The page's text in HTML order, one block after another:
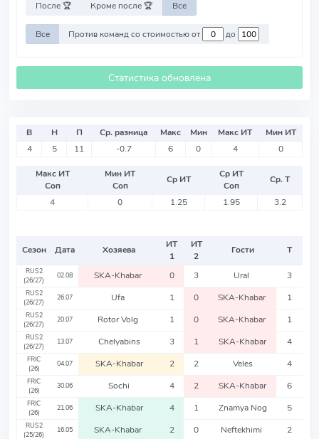
После 🏆 Кроме после 🏆 Все
Все Против команд со стоимостью от до
Статистика обновлена
В Н П Ср. разница Макс Мин Макс ИТ
Мин ИТ
4
5 11 -0.7 6 0 4 0
Макс ИТ
Соп
Мин ИТ
Соп
Ср ИТ
Ср ИТ
Соп
Ср. Т
4
0 1.25 1.95 3.2
Сезон Дата Хозяева
ИТ
1
ИТ
2
Гости Т
RUS2
(26/27)
02.08 SKA-Khabar 0 3 Ural 3
RUS2
(26/27)
26.07 Ufa 1 0 SKA-Khabar 1
RUS2
(26/27)
20.07 Rotor Volg 1 0 SKA-Khabar 1
RUS2
(26/27)
13.07 Chelyabins 3 1 SKA-Khabar 4
FRIC
(26)
04.07 SKA-Khabar 2 2 Veles 4
FRIC
(26)
30.06 Sochi 4 2 SKA-Khabar 6
FRIC
(26)
21.06 SKA-Khabar 4 1 Znamya Nog 5
RUS2
(25/26)
16.05 SKA-Khabar 2 0 Neftekhimi 2